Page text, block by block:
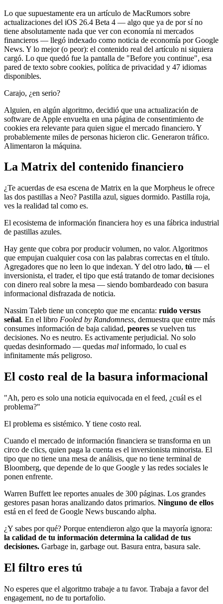
Lo que supuestamente era un artículo de MacRumors sobre
actualizaciones del iOS 26.4 Beta 4 — algo que ya de por sí no
tiene absolutamente nada que ver con economía ni mercados
financieros — llegó indexado como noticia de economía por Google
News. Y lo mejor (o peor): el contenido real del artículo ni siquiera
cargó. Lo que quedó fue la pantalla de "Before you continue", esa
pared de texto sobre cookies, política de privacidad y 47 idiomas
disponibles.
Carajo, ¿en serio?
Alguien, en algún algoritmo, decidió que una actualización de
software de Apple envuelta en una página de consentimiento de
cookies era relevante para quien sigue el mercado financiero. Y
probablemente miles de personas hicieron clic. Generaron tráfico.
Alimentaron la máquina.
La Matrix del contenido financiero
¿Te acuerdas de esa escena de Matrix en la que Morpheus le ofrece
las dos pastillas a Neo? Pastilla azul, sigues dormido. Pastilla roja,
ves la realidad tal como es.
El ecosistema de información financiera hoy es una fábrica industrial
de pastillas azules.
Hay gente que cobra por producir volumen, no valor. Algoritmos
que empujan cualquier cosa con las palabras correctas en el título.
Agregadores que no leen lo que indexan. Y del otro lado, tú — el
inversionista, el trader, el tipo que está tratando de tomar decisiones
con dinero real sobre la mesa — siendo bombardeado con basura
informacional disfrazada de noticia.
Nassim Taleb tiene un concepto que me encanta: ruido versus
señal. En el libro Fooled by Randomness, demuestra que entre más
consumes información de baja calidad, peores se vuelven tus
decisiones. No es neutro. Es activamente perjudicial. No solo
quedas desinformado — quedas mal informado, lo cual es
infinitamente más peligroso.
El costo real de la basura informacional
"Ah, pero es solo una noticia equivocada en el feed, ¿cuál es el
problema?"
El problema es sistémico. Y tiene costo real.
Cuando el mercado de información financiera se transforma en un
circo de clics, quien paga la cuenta es el inversionista minorista. El
tipo que no tiene una mesa de análisis, que no tiene terminal de
Bloomberg, que depende de lo que Google y las redes sociales le
ponen enfrente.
Warren Buffett lee reportes anuales de 300 páginas. Los grandes
gestores pasan horas analizando datos primarios. Ninguno de ellos
está en el feed de Google News buscando alpha.
¿Y sabes por qué? Porque entendieron algo que la mayoría ignora:
la calidad de tu información determina la calidad de tus
decisiones. Garbage in, garbage out. Basura entra, basura sale.
El filtro eres tú
No esperes que el algoritmo trabaje a tu favor. Trabaja a favor del
engagement, no de tu portafolio.